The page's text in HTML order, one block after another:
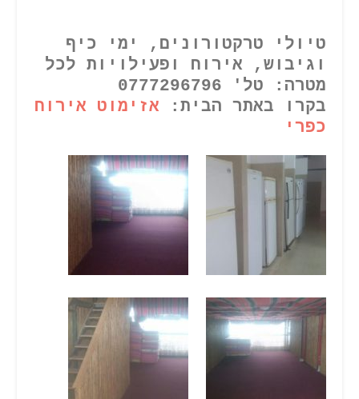
טיולי טרקטורונים, ימי כיף
וגיבוש, אירוח ופעילויות לכל
מטרה: טל' 0777296796
בקרו באתר הבית: אזימוט אירוח
כפרי